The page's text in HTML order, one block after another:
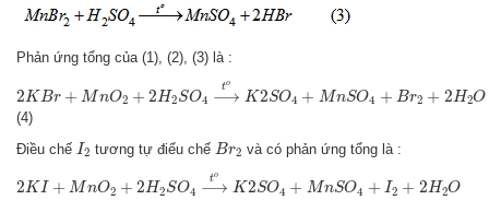
Phản ứng tổng của (1), (2), (3) là :
2 K Br + MnO2 + 2H2SO4
to
⟶ K2SO4 + MnSO4 + Br2 + 2 H2O
K2
(4)
Điều chế I2
I2 tương tự điểu chế Br2
Br và có phản ứng tổng là :
2KI + MnO2 + 2H2SO4
to
⟶ K2SO4 + MnSO4 + I2 + 2H2O
K2